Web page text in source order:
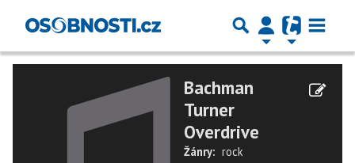
Bachman
Turner
Overdrive
Žánry: rock